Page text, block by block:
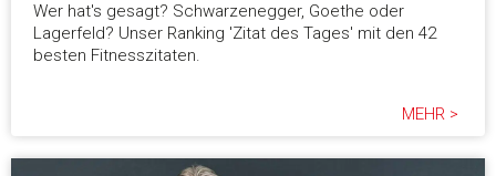
Wer hat's gesagt? Schwarzenegger, Goethe oder
Lagerfeld? Unser Ranking 'Zitat des Tages' mit den 42
besten Fitnesszitaten.
MEHR >